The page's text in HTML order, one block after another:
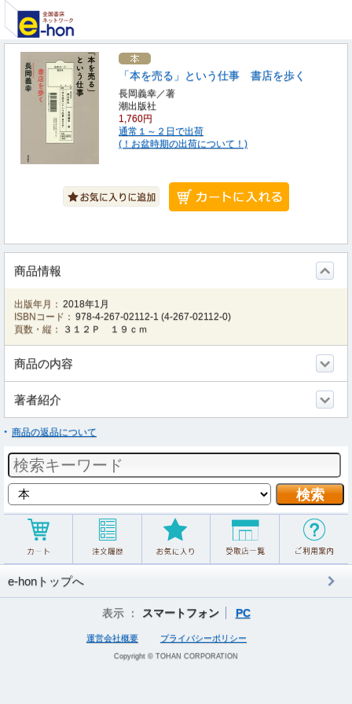
「本を売る」という仕事 書店を歩く
長岡義幸／著
潮出版社
1,760円
通常１～２日で出荷
(！お盆時期の出荷について！)
商品情報
出版年月： 2018年1月
ISBNコード： 978-4-267-02112-1 (4-267-02112-0)
頁数・縦：
３１２Ｐ １９ｃｍ
商品の内容
著者紹介
商品の返品について
e-honトップへ
表示 ： スマートフォン PC
運営会社概要 プライバシーポリシー
Copyright © TOHAN CORPORATION